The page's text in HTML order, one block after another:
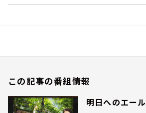
この記事の番組情報
明日へのエール